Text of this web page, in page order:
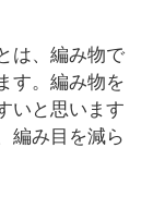
は、編み物で
す。編み物を
いと思います
編み目を減ら